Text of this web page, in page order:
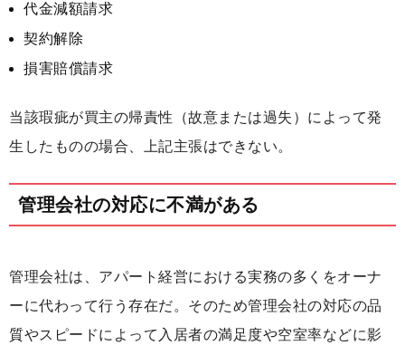
代金減額請求
契約解除
損害賠償請求
当該瑕疵が買主の帰責性（故意または過失）によって発
生したものの場合、上記主張はできない。
管理会社の対応に不満がある
管理会社は、アパート経営における実務の多くをオーナ
ーに代わって行う存在だ。そのため管理会社の対応の品
質やスピードによって入居者の満足度や空室率などに影